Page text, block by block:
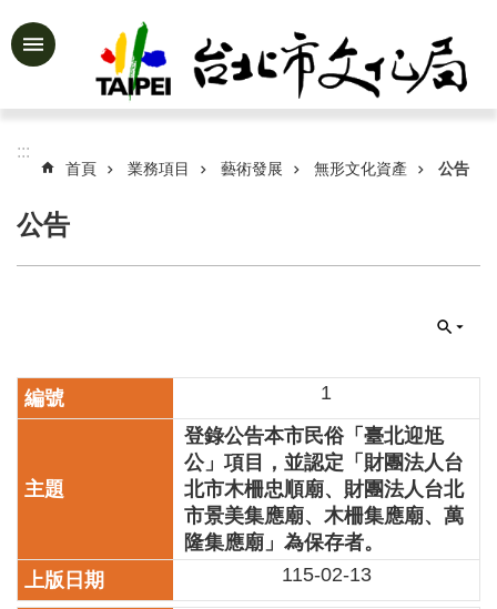
跳到主要內容區塊
進
告
識
文
目
:::
首頁 業務項目 藝術發展 無形文化資產 公告
公告
1
登錄公告本市民俗「臺北迎尪
公」項目，並認定「財團法人台
北市木柵忠順廟、財團法人台北
市景美集應廟、木柵集應廟、萬
隆集應廟」為保存者。
115-02-13